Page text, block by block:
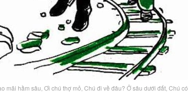
mãi hầm sâu, Ơi chú thợ mỏ, Chú đi về đâu? Ở sâu dưới đất, Chú có